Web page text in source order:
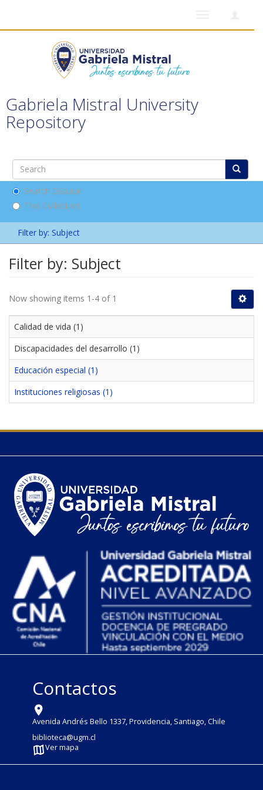
Gabriela Mistral University
Repository
Search DSpace
This Collection
Filter by: Subject
Filter by: Subject
Now showing items 1-4 of 1
Calidad de vida (1)
Discapacidades del desarrollo (1)
Educación especial (1)
Instituciones religiosas (1)
Contactos
Avenida Andrés Bello 1337, Providencia, Santiago, Chile
biblioteca@ugm.cl
Ver mapa